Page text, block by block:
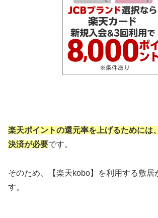
楽天ポイントの還元率を上げるためには
決済が必要です。
そのため、【楽天kobo】を利用する敷居
す。